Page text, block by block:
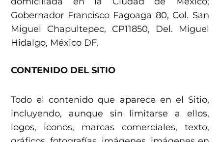
Gobernador Francisco Fagoaga 80, Col. San
Miguel Chapultepec, CP11850, Del. Miguel
Hidalgo, México DF.
CONTENIDO DEL SITIO
Todo el contenido que aparece en el Sitio,
incluyendo, aunque sin limitarse a ellos,
logos, iconos, marcas comerciales, texto,